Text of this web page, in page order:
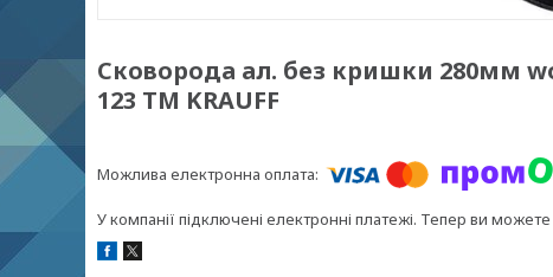
Сковорода ал. без кришки 280мм
123 ТМ KRAUFF
У компанії підключені електронні платежі. Тепер ви